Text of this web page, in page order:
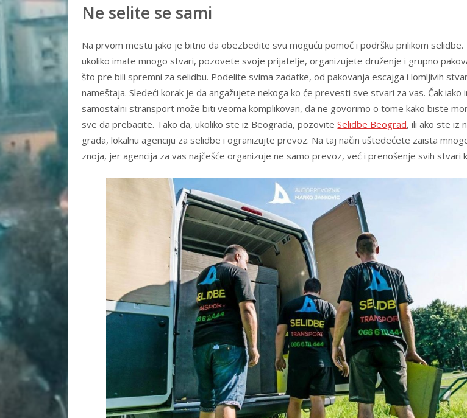
Ne selite se sami
Na prvom mestu jako je bitno da obezbedite svu moguću pomoč i podršku prilikom selidbe.
ukoliko imate mnogo stvari, pozovete svoje prijatelje, organizujete druženje i grupno
što pre bili spremni za selidbu. Podelite svima zadatke, od pakovanja escajga i lomljivih
nameštaja. Sledeći korak je da angažujete nekoga ko će prevesti sve stvari za vas. Čak iako
samostalni stransport može biti veoma komplikovan, da ne govorimo o tome kako biste
sve da prebacite. Tako da, ukoliko ste iz Beograda, pozoviteSelidbe Beograd, ili ako ste iz
grada, lokalnu agenciju za selidbe i ogranizujte prevoz. Na taj način uštedećete zaista
znoja, jer agencija za vas najčešće organizuje ne samo prevoz, već i prenošenje svih stvari